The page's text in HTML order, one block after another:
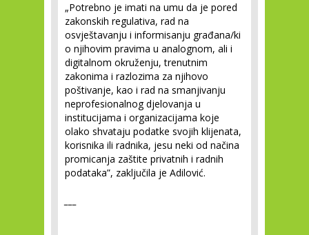
„Potrebno je imati na umu da je pored
zakonskih regulativa, rad na
osvještavanju i informisanju građana/ki
o njihovim pravima u analognom, ali i
digitalnom okruženju, trenutnim
zakonima i razlozima za njihovo
poštivanje, kao i rad na smanjivanju
neprofesionalnog djelovanja u
institucijama i organizacijama koje
olako shvataju podatke svojih klijenata,
korisnika ili radnika, jesu neki od načina
promicanja zaštite privatnih i radnih
podataka”, zaključila je Adilović.